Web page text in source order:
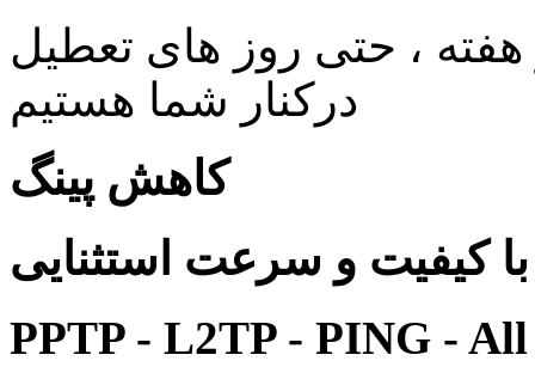
24 ساعته در 7 روز هفته ، حتی روز های تعطیل
درکنار شما هستیم
کاهش پینگ
کیفیت و سرعت استثنایی
PPTP - L2TP - PING -